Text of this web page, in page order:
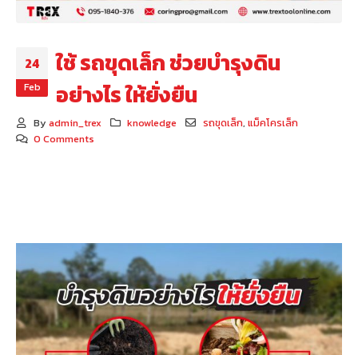
24
Feb
ใช้ รถขุดเล็ก ช่วยบำรุงดิน
อย่างไร ให้ยั่งยืน
By admin_trex knowledge รถขุดเล็ก, แม็คโครเล็ก
0 Comments